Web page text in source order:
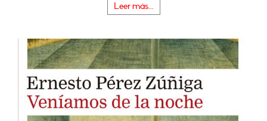
Leer más...